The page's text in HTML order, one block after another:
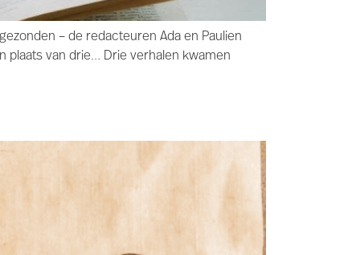
– de redacteuren Ada en Paulien
plaats van drie… Drie verhalen kwamen